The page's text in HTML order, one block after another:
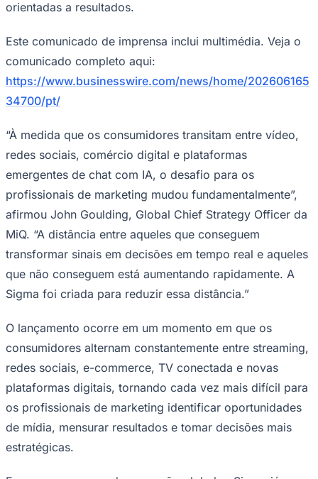
Divulgar VagasNovo
Negócios Regionais
Turismo
Segurança Regional
Hospitais Estaduais
Parques & Represas
Santana de ParnaíbaOsascoCarapicuíbaJandiraItapeviCotiaPirapora
do Bom Jesus Araçariguama Cajamar Caieiras
Franco da
RochaFrancisco MoratoTaboão da SerraEmbu das Artes
Para Sua Empresa
Anuncie Regional
Guia de Empresas
Novo
Hub de Negócios
Guia Comercial
Selo Verificado
Portal Educacional
Agenda de Vestibulares
Concursos
Panorama Econômico
Panorama Econômico
Para Sua Empresa
Anuncie no Portal
Verificar Empresa Novo
Anunciar Vagas
orientadas a resultados.
Este comunicado de imprensa inclui multimédia. Veja o
comunicado completo aqui:
https://www.businesswire.com/news/home/202606165
34700/pt/
“À medida que os consumidores transitam entre vídeo,
redes sociais, comércio digital e plataformas
emergentes de chat com IA, o desafio para os
profissionais de marketing mudou fundamentalmente”,
afirmou John Goulding, Global Chief Strategy Officer da
MiQ. “A distância entre aqueles que conseguem
transformar sinais em decisões em tempo real e aqueles
que não conseguem está aumentando rapidamente. A
Sigma foi criada para reduzir essa distância.”
O lançamento ocorre em um momento em que os
consumidores alternam constantemente entre streaming,
redes sociais, e-commerce, TV conectada e novas
plataformas digitais, tornando cada vez mais difícil para
os profissionais de marketing identificar oportunidades
de mídia, mensurar resultados e tomar decisões mais
estratégicas.